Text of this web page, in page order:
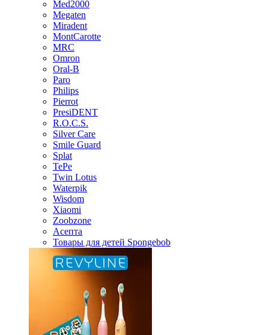
Med2000
Megaten
Miradent
MontCarotte
MRC
Omron
Oral-B
Paro
Philips
Pierrot
PresiDENT
R.O.C.S.
Silver Care
Smile Guard
Splat
TePe
Twin Lotus
Waterpik
Wisdom
Xiaomi
Zoobzone
Асепта
Товары для детей Spongebob